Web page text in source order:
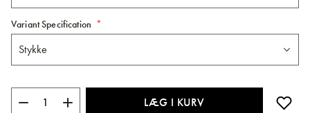
Variant Specification
LÆG I KURV